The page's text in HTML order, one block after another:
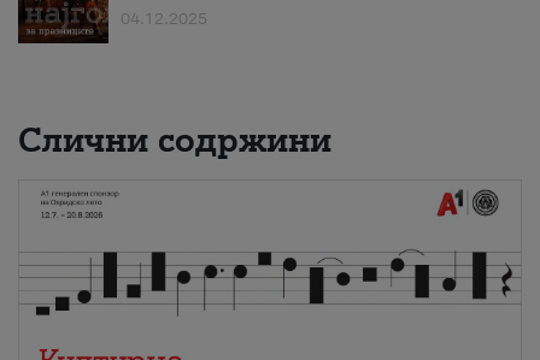
04.12.2025
Слични содржини